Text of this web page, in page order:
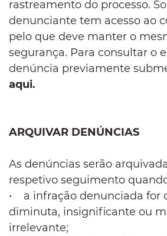
rastreamento do processo.
denunciante tem acesso ao
pelo que deve manter o
segurança. Para consultar o
denúncia previamente
aqui.
ARQUIVAR DENÚNCIAS
As denúncias serão
respetivo seguimento
• a infração denunciada for
diminuta, insignificante ou
irrelevante;